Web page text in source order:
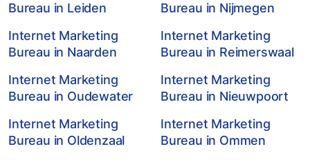
Bureau in Leiden
Bureau in Nijmegen
Internet Marketing
Bureau in Naarden
Internet Marketing
Bureau in Reimerswaal
Internet Marketing
Bureau in Oudewater
Internet Marketing
Bureau in Nieuwpoort
Internet Marketing
Bureau in Oldenzaal
Internet Marketing
Bureau in Ommen